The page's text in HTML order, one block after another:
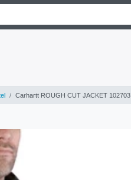
Carhartt ROUGH CUT JACKET 102703